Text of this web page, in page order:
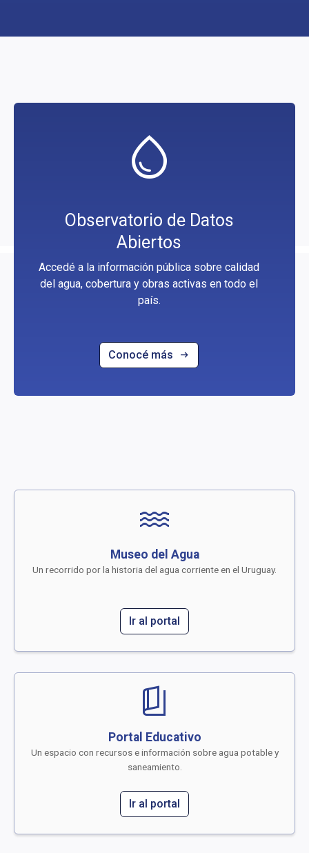
water_drop
Observatorio de Datos
Abiertos
Accedé a la información pública sobre calidad
del agua, cobertura y obras activas en todo el
país.
Conocé más
water
Museo del Agua
Un recorrido por la historia del agua corriente en el Uruguay.
Ir al portal
book_5
Portal Educativo
Un espacio con recursos e información sobre agua potable y
saneamiento.
Ir al portal